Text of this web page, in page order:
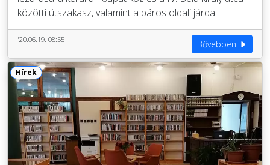
közötti útszakasz, valamint a páros oldali járda.
'20.06.19. 08:55 Bővebben
Hírek